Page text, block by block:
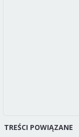
TREŚCI POWIĄZANE